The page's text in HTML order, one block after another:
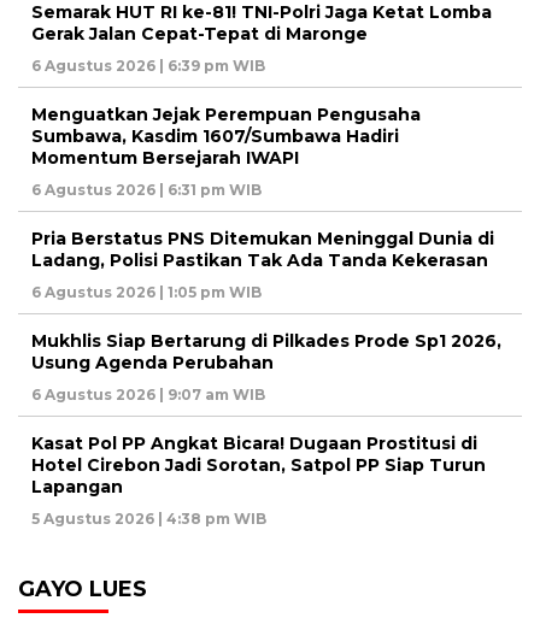
Semarak HUT RI ke-81! TNI-Polri Jaga Ketat Lomba
Gerak Jalan Cepat-Tepat di Maronge
6 Agustus 2026 | 6:39 pm WIB
Menguatkan Jejak Perempuan Pengusaha
Sumbawa, Kasdim 1607/Sumbawa Hadiri
Momentum Bersejarah IWAPI
6 Agustus 2026 | 6:31 pm WIB
Pria Berstatus PNS Ditemukan Meninggal Dunia di
Ladang, Polisi Pastikan Tak Ada Tanda Kekerasan
6 Agustus 2026 | 1:05 pm WIB
Mukhlis Siap Bertarung di Pilkades Prode Sp1 2026,
Usung Agenda Perubahan
6 Agustus 2026 | 9:07 am WIB
Kasat Pol PP Angkat Bicara! Dugaan Prostitusi di
Hotel Cirebon Jadi Sorotan, Satpol PP Siap Turun
Lapangan
5 Agustus 2026 | 4:38 pm WIB
GAYO LUES